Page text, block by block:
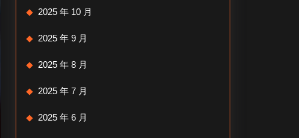
2025 年 10 月
2025 年 9 月
2025 年 8 月
2025 年 7 月
2025 年 6 月